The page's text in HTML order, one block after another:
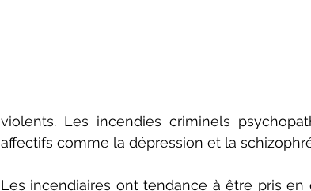
violents. Les incendies criminels
affectifs comme la dépression et la
Les incendiaires ont tendance à être pris